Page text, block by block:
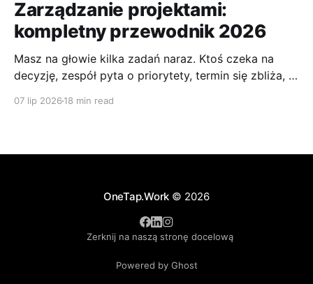
Zarządzanie projektami:
kompletny przewodnik 2026
Masz na głowie kilka zadań naraz. Ktoś czeka na
decyzję, zespół pyta o priorytety, termin się zbliża, a
niekoniecznie nad tym, co naprawdę ważne. To
07 lip 2026 18 min read
OneTap.Work © 2026
Zerknij na naszą stronę docelową
Powered by Ghost